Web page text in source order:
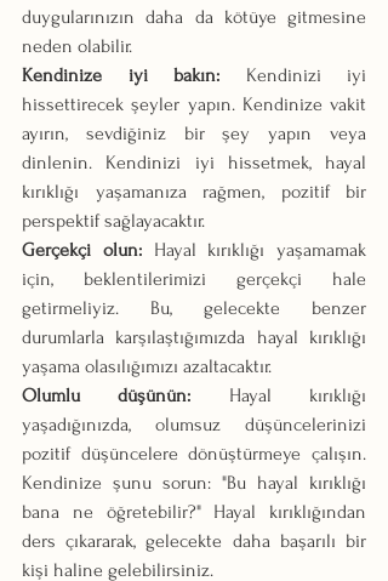
duygularınızın daha da kötüye gitmesine
neden olabilir.
Kendinize iyi bakın: Kendinizi iyi
hissettirecek şeyler yapın. Kendinize vakit
ayırın, sevdiğiniz bir şey yapın veya
dinlenin. Kendinizi iyi hissetmek, hayal
kırıklığı yaşamanıza rağmen, pozitif bir
perspektif sağlayacaktır.
Gerçekçi olun: Hayal kırıklığı yaşamamak
için, beklentilerimizi gerçekçi hale
getirmeliyiz. Bu, gelecekte benzer
durumlarla karşılaştığımızda hayal kırıklığı
yaşama olasılığımızı azaltacaktır.
Olumlu düşünün: Hayal kırıklığı
yaşadığınızda, olumsuz düşüncelerinizi
pozitif düşüncelere dönüştürmeye çalışın.
Kendinize şunu sorun: "Bu hayal kırıklığı
bana ne öğretebilir?" Hayal kırıklığından
ders çıkararak, gelecekte daha başarılı bir
kişi haline gelebilirsiniz.